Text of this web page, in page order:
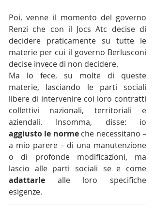
Poi, venne il momento del governo
Renzi che con il Jocs Atc decise di
decidere praticamente su tutte le
materie per cui il governo Berlusconi
decise invece di non decidere.
Ma lo fece, su molte di queste
materie, lasciando le parti sociali
libere di intervenire coi loro contratti
collettivi nazionali, territoriali e
aggiusto le norme che necessitano –
a mio parere – di una manutenzione
o di profonde modificazioni, ma
adattarle alle loro specifiche
esigenze.